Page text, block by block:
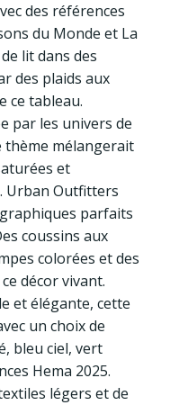
des références
du Monde et La
lit dans des
des plaids aux
ce tableau.
par les univers de
thème mélangerait
et
Urban Outfitters
parfaits
coussins aux
colorées et des
décor vivant.
et élégante, cette
un choix de
bleu ciel, vert
Hema 2025.
légers et de